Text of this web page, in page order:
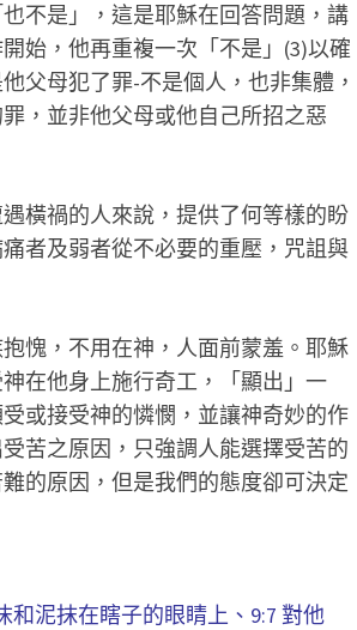
不是」，這是耶穌在回答問題，講
始，他再重複一次「不是」(3)以確
父母犯了罪-不是個人，也非集體，
，並非他父母或他自己所招之惡
橫禍的人來說，提供了何等樣的盼
者及弱者從不必要的重壓，咒詛與
愧，不用在神，人面前蒙羞。耶穌
在他身上施行奇工，「顯出」一
或接受神的憐憫，並讓神奇妙的作
苦之原因，只強調人能選擇受苦的
的原因，但是我們的態度卻可決定
和泥抹在瞎子的眼睛上、9:7 對他